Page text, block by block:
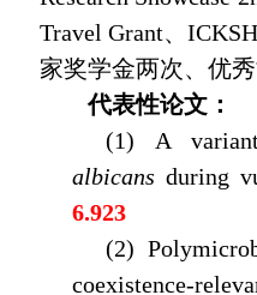
Travel Grant、
家奖学金两次、优
代表性论文：
(1) A
albicans during
6.923
(2)
coexistence-